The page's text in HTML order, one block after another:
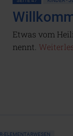
Etwas vom
nennt.
ELEMENTARWESEN